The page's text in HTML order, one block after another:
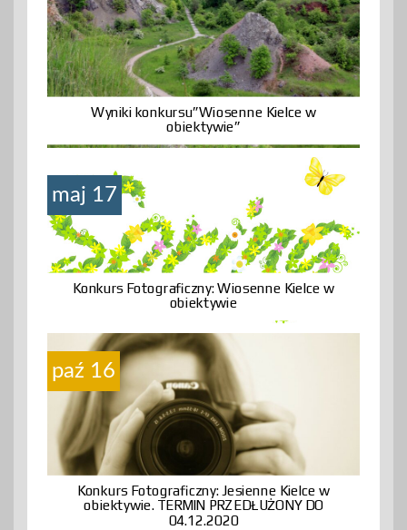
Wyniki konkursu”Wiosenne Kielce w
obiektywie”
maj 17
Konkurs Fotograficzny: Wiosenne Kielce w
obiektywie
paź 16
Konkurs Fotograficzny: Jesienne Kielce w
obiektywie. TERMIN PRZEDŁUŻONY DO
04.12.2020